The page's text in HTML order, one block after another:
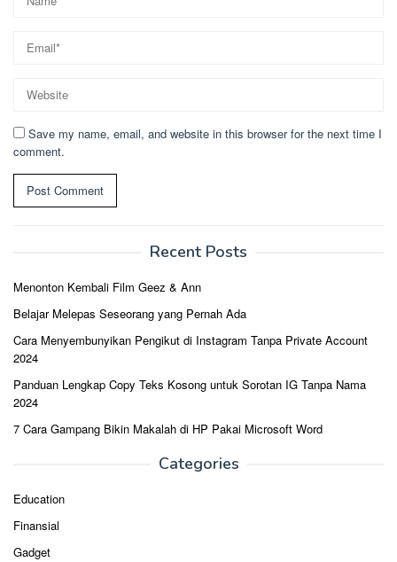
Save my name, email, and website in this browser for the next time I
comment.
Recent Posts
Menonton Kembali Film Geez & Ann
Belajar Melepas Seseorang yang Pernah Ada
Cara Menyembunyikan Pengikut di Instagram Tanpa Private Account
2024
Panduan Lengkap Copy Teks Kosong untuk Sorotan IG Tanpa Nama
2024
7 Cara Gampang Bikin Makalah di HP Pakai Microsoft Word
Categories
Education
Finansial
Gadget